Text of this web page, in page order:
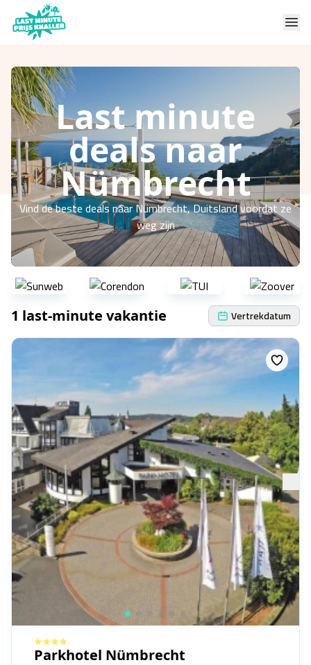
Last minute
deals naar
Nümbrecht
Vind de beste deals naar Nümbrecht, Duitsland voordat ze
weg zijn
1 last-minute vakantie Vertrekdatum
Parkhotel Nümbrecht